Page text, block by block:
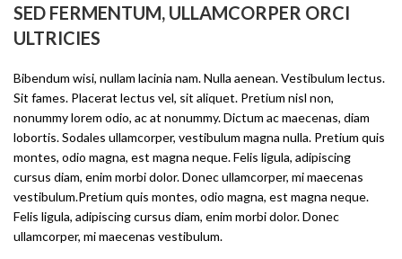
SED FERMENTUM, ULLAMCORPER ORCI
ULTRICIES
Bibendum wisi, nullam lacinia nam. Nulla aenean. Vestibulum lectus.
Sit fames. Placerat lectus vel, sit aliquet. Pretium nisl non,
nonummy lorem odio, ac at nonummy. Dictum ac maecenas, diam
lobortis. Sodales ullamcorper, vestibulum magna nulla. Pretium quis
montes, odio magna, est magna neque. Felis ligula, adipiscing
cursus diam, enim morbi dolor. Donec ullamcorper, mi maecenas
vestibulum.Pretium quis montes, odio magna, est magna neque.
Felis ligula, adipiscing cursus diam, enim morbi dolor. Donec
ullamcorper, mi maecenas vestibulum.